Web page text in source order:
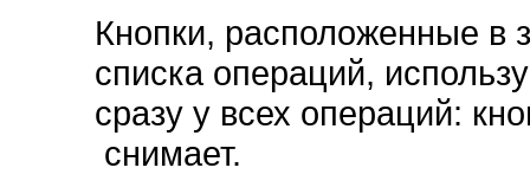
Кнопки, расположенные в
списка операций,
сразу у всех операций:
снимает.